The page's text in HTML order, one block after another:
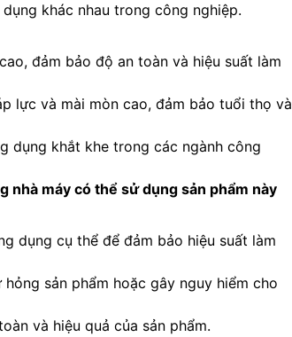
khác nhau trong công nghiệp.
đảm bảo độ an toàn và hiệu suất làm
lực và mài mòn cao, đảm bảo tuổi thọ và
dụng khắt khe trong các ngành công
nhà máy có thể sử dụng sản phẩm này
dụng cụ thể để đảm bảo hiệu suất làm
sản phẩm hoặc gây nguy hiểm cho
và hiệu quả của sản phẩm.